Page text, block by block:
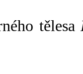
tělesa